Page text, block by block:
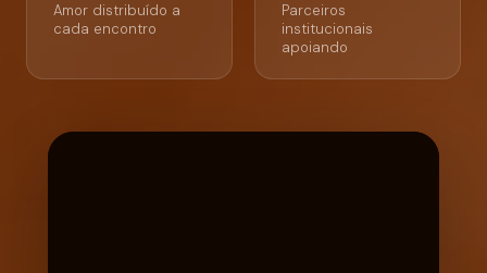
Amor distribuído a
cada encontro
Parceiros
institucionais
apoiando